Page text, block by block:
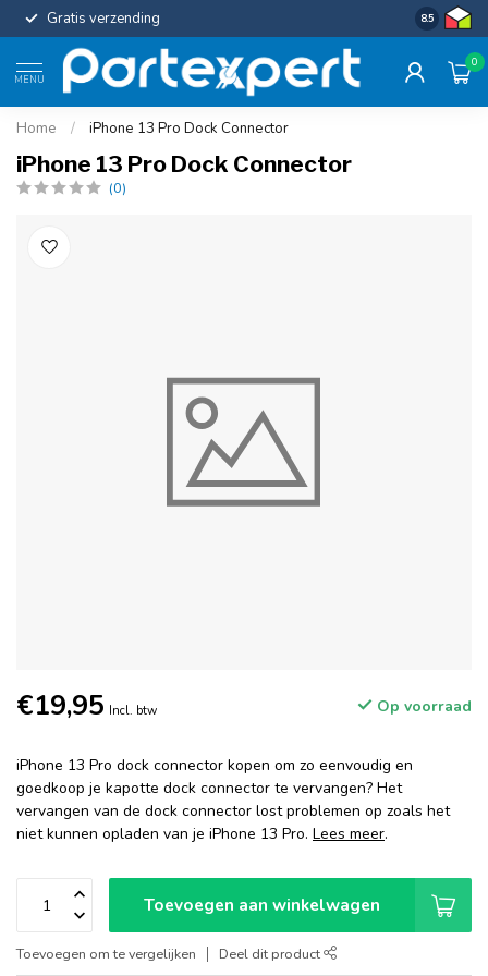
Gratis verzending Uniforme
8.5
MENU
0
Home / iPhone 13 Pro Dock Connector
iPhone 13 Pro Dock Connector
(0)
€19,95 Incl. btw Op voorraad
iPhone 13 Pro dock connector kopen om zo eenvoudig en
goedkoop je kapotte dock connector te vervangen? Het
vervangen van de dock connector lost problemen op zoals het
niet kunnen opladen van je iPhone 13 Pro. Lees meer.
Toevoegen aan winkelwagen
Toevoegen om te vergelijken Deel dit product